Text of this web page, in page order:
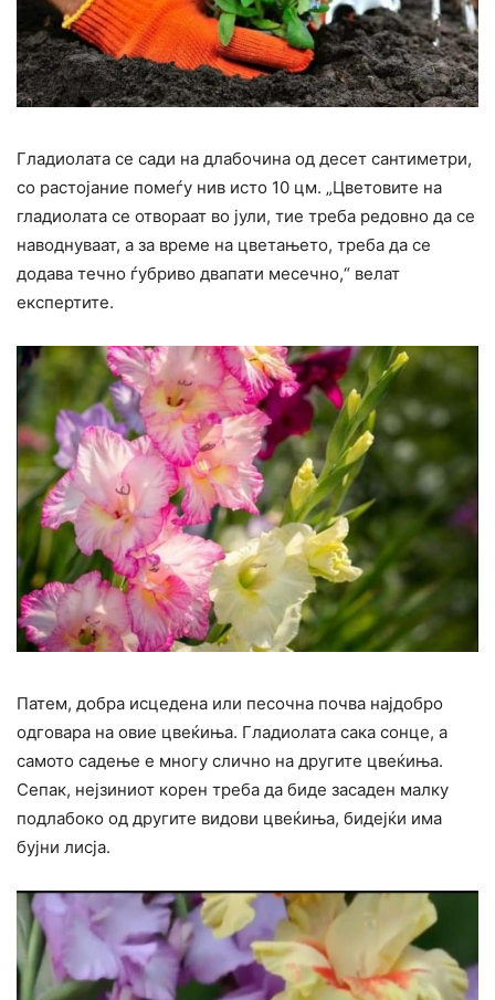
Гладиолата се сади на длабочина од десет сантиметри,
со растојание помеѓу нив исто 10 цм. „Цветовите на
гладиолата се отвораат во јули, тие треба редовно да се
наводнуваат, а за време на цветањето, треба да се
додава течно ѓубриво двапати месечно,“ велат
експертите.
Патем, добра исцедена или песочна почва најдобро
одговара на овие цвеќиња. Гладиолата сака сонце, а
самото садење е многу слично на другите цвеќиња.
Сепак, нејзиниот корен треба да биде засаден малку
подлабоко од другите видови цвеќиња, бидејќи има
бујни лисја.